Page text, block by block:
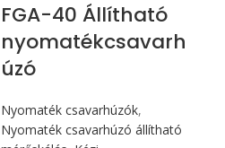
FGA-40 Állítható
nyomatékcsavarh
úzó
Nyomaték csavarhúzók,
Nyomaték csavarhúzó állítható